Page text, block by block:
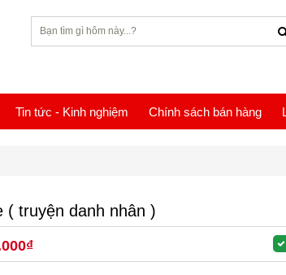
Tin tức - Kinh nghiệm Chính sách bán hàng
( truyện danh nhân )